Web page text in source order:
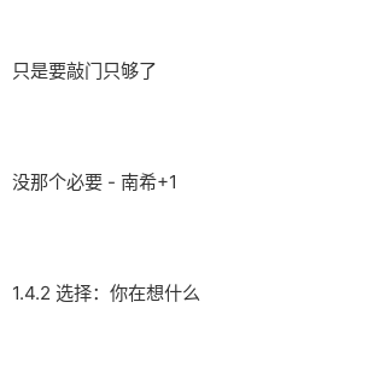
只是要敲门只够了
没那个必要 - 南希+1
1.4.2 选择：你在想什么